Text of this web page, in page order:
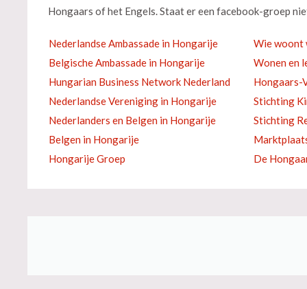
Hongaars of het Engels. Staat er een facebook-groep
Nederlandse Ambassade in Hongarije Wie woont
Belgische Ambassade in Hongarije
Wonen en
Hungarian Business Network Nederland
Hongaars-
Nederlandse Vereniging in Hongarije
Stichting
Nederlanders en Belgen in Hongarije
Stichting
Belgen in Hongarije
Hongarije Groep
De